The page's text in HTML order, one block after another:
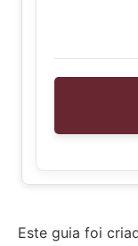
Este guia foi